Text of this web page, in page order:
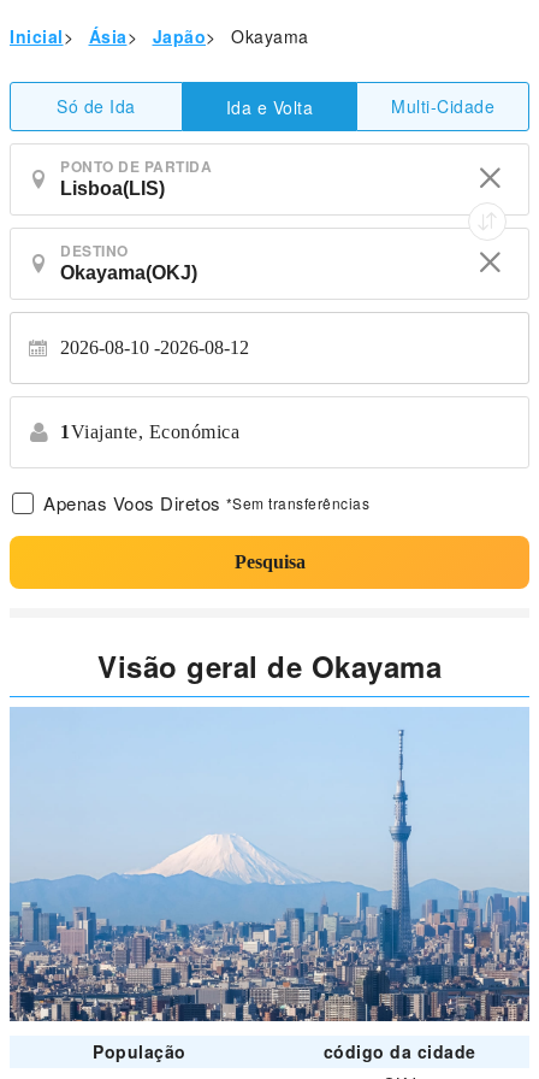
Inicial> Ásia> Japão> Okayama
Só de Ida Ida e Volta Multi-Cidade
PONTO DE PARTIDA
DESTINO
2026-08-10 2026-08-12
1Viajante, Económica
Apenas Voos Diretos *Sem transferências
Pesquisa
Visão geral de Okayama
População
código da cidade